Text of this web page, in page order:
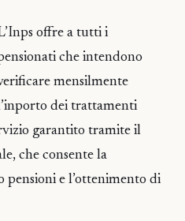
offre a tutti i
che intendono
mensilmente
dei trattamenti
garantito tramite il
che consente la
pensioni e l’ottenimento di